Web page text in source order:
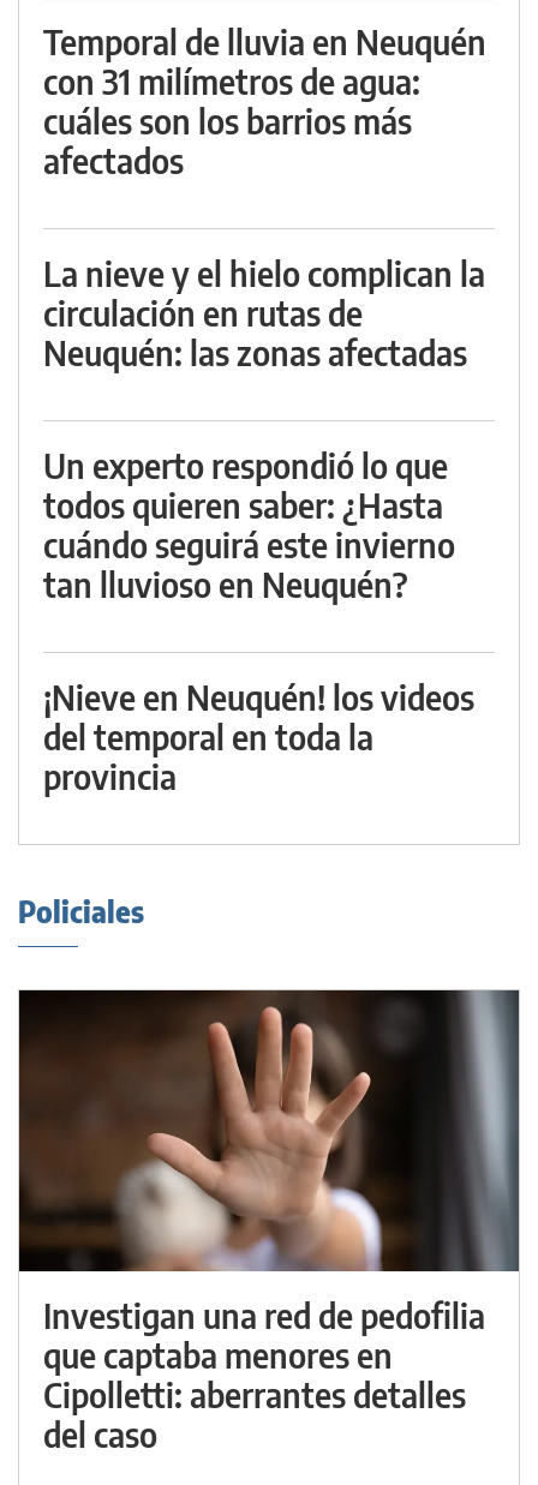
Temporal de lluvia en Neuquén
con 31 milímetros de agua:
cuáles son los barrios más
afectados
La nieve y el hielo complican la
circulación en rutas de
Neuquén: las zonas afectadas
Un experto respondió lo que
todos quieren saber: ¿Hasta
cuándo seguirá este invierno
tan lluvioso en Neuquén?
¡Nieve en Neuquén! los videos
del temporal en toda la
provincia
Policiales
Investigan una red de pedofilia
que captaba menores en
Cipolletti: aberrantes detalles
del caso